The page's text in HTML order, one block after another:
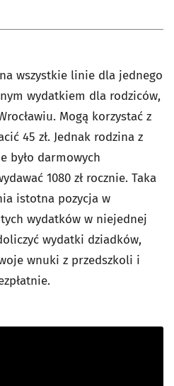
wszystkie linie dla jednego
wydatkiem dla rodziców,
Mogą korzystać z
45 zł. Jednak rodzina z
było darmowych
1080 zł rocznie. Taka
istotna pozycja w
wydatków w niejednej
wydatki dziadków,
wnuki z przedszkoli i